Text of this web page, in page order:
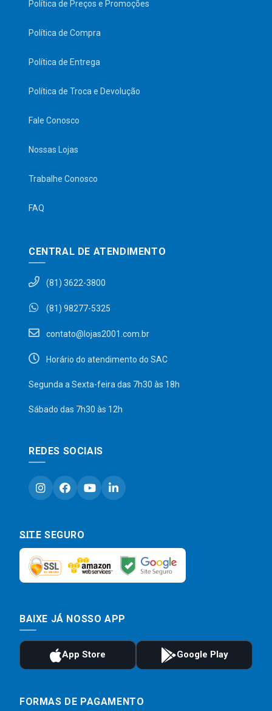
Política de Preços e Promoções
Política de Compra
Política de Entrega
Política de Troca e Devolução
Fale Conosco
Nossas Lojas
Trabalhe Conosco
FAQ
CENTRAL DE ATENDIMENTO
(81) 3622-3800
(81) 98277-5325
contato@lojas2001.com.br
Horário do atendimento do SAC
Segunda a Sexta-feira das 7h30 às 18h
Sábado das 7h30 às 12h
REDES SOCIAIS
SITE SEGURO
BAIXE JÁ NOSSO APP
FORMAS DE PAGAMENTO